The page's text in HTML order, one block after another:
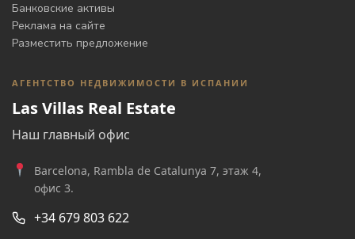
Банковские активы
Реклама на сайте
Разместить предложение
АГЕНТСТВО НЕДВИЖИМОСТИ В ИСПАНИИ
Las Villas Real Estate
Наш главный офис
Barcelona, Rambla de Catalunya 7, этаж 4,
офис 3.
+34 679 803 622